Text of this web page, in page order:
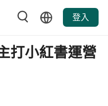
登入
打小紅書運營